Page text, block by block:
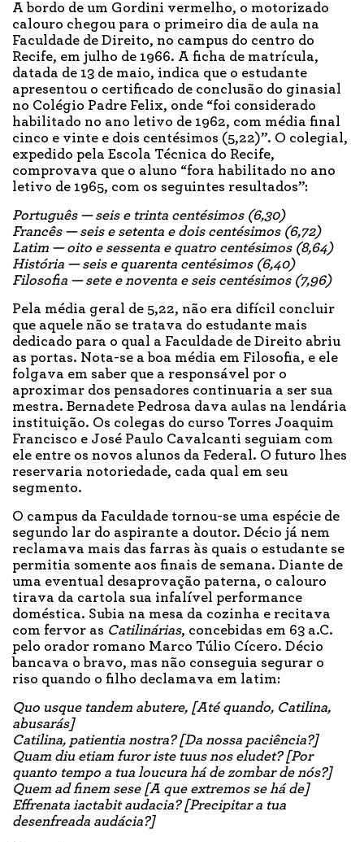
A bordo de um Gordini vermelho, o motorizado
calouro chegou para o primeiro dia de aula na
Faculdade de Direito, no campus do centro do
Recife, em julho de 1966. A ficha de matrícula,
datada de 13 de maio, indica que o estudante
apresentou o certificado de conclusão do ginasial
no Colégio Padre Felix, onde “foi considerado
habilitado no ano letivo de 1962, com média final
cinco e vinte e dois centésimos (5,22)”. O colegial,
expedido pela Escola Técnica do Recife,
comprovava que o aluno “fora habilitado no ano
letivo de 1965, com os seguintes resultados”:
Português — seis e trinta centésimos (6,30)
Francês — seis e setenta e dois centésimos (6,72)
Latim — oito e sessenta e quatro centésimos (8,64)
História — seis e quarenta centésimos (6,40)
Filosofia — sete e noventa e seis centésimos (7,96)
Pela média geral de 5,22, não era difícil concluir
que aquele não se tratava do estudante mais
dedicado para o qual a Faculdade de Direito abriu
as portas. Nota-se a boa média em Filosofia, e ele
folgava em saber que a responsável por o
aproximar dos pensadores continuaria a ser sua
mestra. Bernadete Pedrosa dava aulas na lendária
instituição. Os colegas do curso Torres Joaquim
Francisco e José Paulo Cavalcanti seguiam com
ele entre os novos alunos da Federal. O futuro lhes
reservaria notoriedade, cada qual em seu
segmento.
O campus da Faculdade tornou-se uma espécie de
segundo lar do aspirante a doutor. Décio já nem
reclamava mais das farras às quais o estudante se
permitia somente aos finais de semana. Diante de
uma eventual desaprovação paterna, o calouro
tirava da cartola sua infalível performance
doméstica. Subia na mesa da cozinha e recitava
com fervor as Catilinárias, concebidas em 63 a.C.
pelo orador romano Marco Túlio Cícero. Décio
bancava o bravo, mas não conseguia segurar o
riso quando o filho declamava em latim:
Quo usque tandem abutere, [Até quando, Catilina,
abusarás]
Catilina, patientia nostra? [Da nossa paciência?]
Quam diu etiam furor iste tuus nos eludet? [Por
quanto tempo a tua loucura há de zombar de nós?]
Quem ad finem sese [A que extremos se há de]
Effrenata iactabit audacia? [Precipitar a tua
desenfreada audácia?]